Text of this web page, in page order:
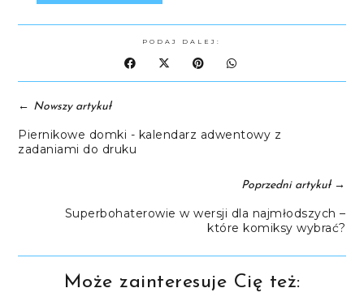
PODAJ DALEJ:
← Nowszy artykuł
Piernikowe domki - kalendarz adwentowy z
zadaniami do druku
Poprzedni artykuł→
Superbohaterowie w wersji dla najmłodszych –
które komiksy wybrać?
Może zainteresuje Cię też: